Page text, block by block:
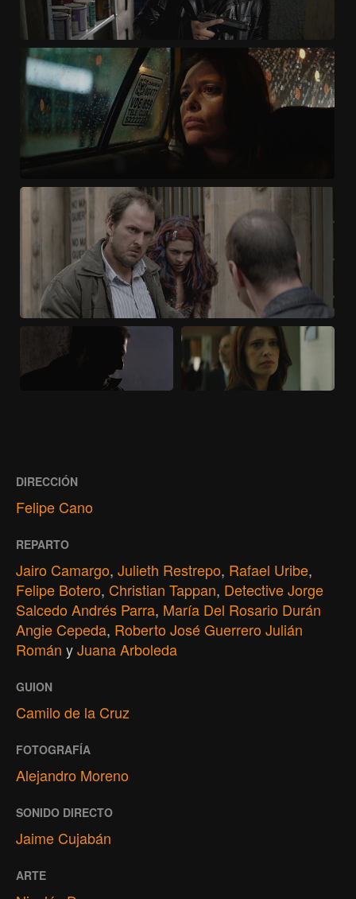
DIRECCIÓN
Felipe Cano
REPARTO
Jairo Camargo, Julieth Restrepo, Rafael Uribe,
Felipe Botero, Christian Tappan, Detective Jorge
Salcedo Andrés Parra, María Del Rosario Durán
Angie Cepeda, Roberto José Guerrero Julián
Román yJuana Arboleda
GUION
Camilo de la Cruz
FOTOGRAFÍA
Alejandro Moreno
SONIDO DIRECTO
Jaime Cujabán
ARTE